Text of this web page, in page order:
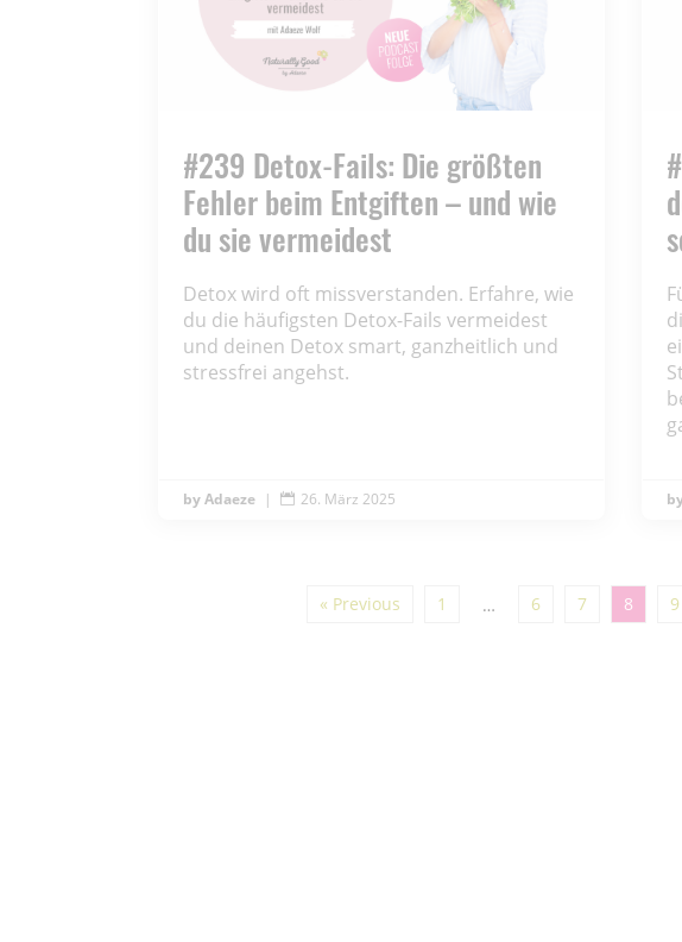
#239 Detox-Fails: Die größten
Fehler beim Entgiften – und wie
du sie vermeidest
Detox wird oft missverstanden. Erfahre, wie
du die häufigsten Detox-Fails vermeidest
und deinen Detox smart, ganzheitlich und
stressfrei angehst.
Adaeze |  26. März 2025
« Previous 1 … 6 7 8 9